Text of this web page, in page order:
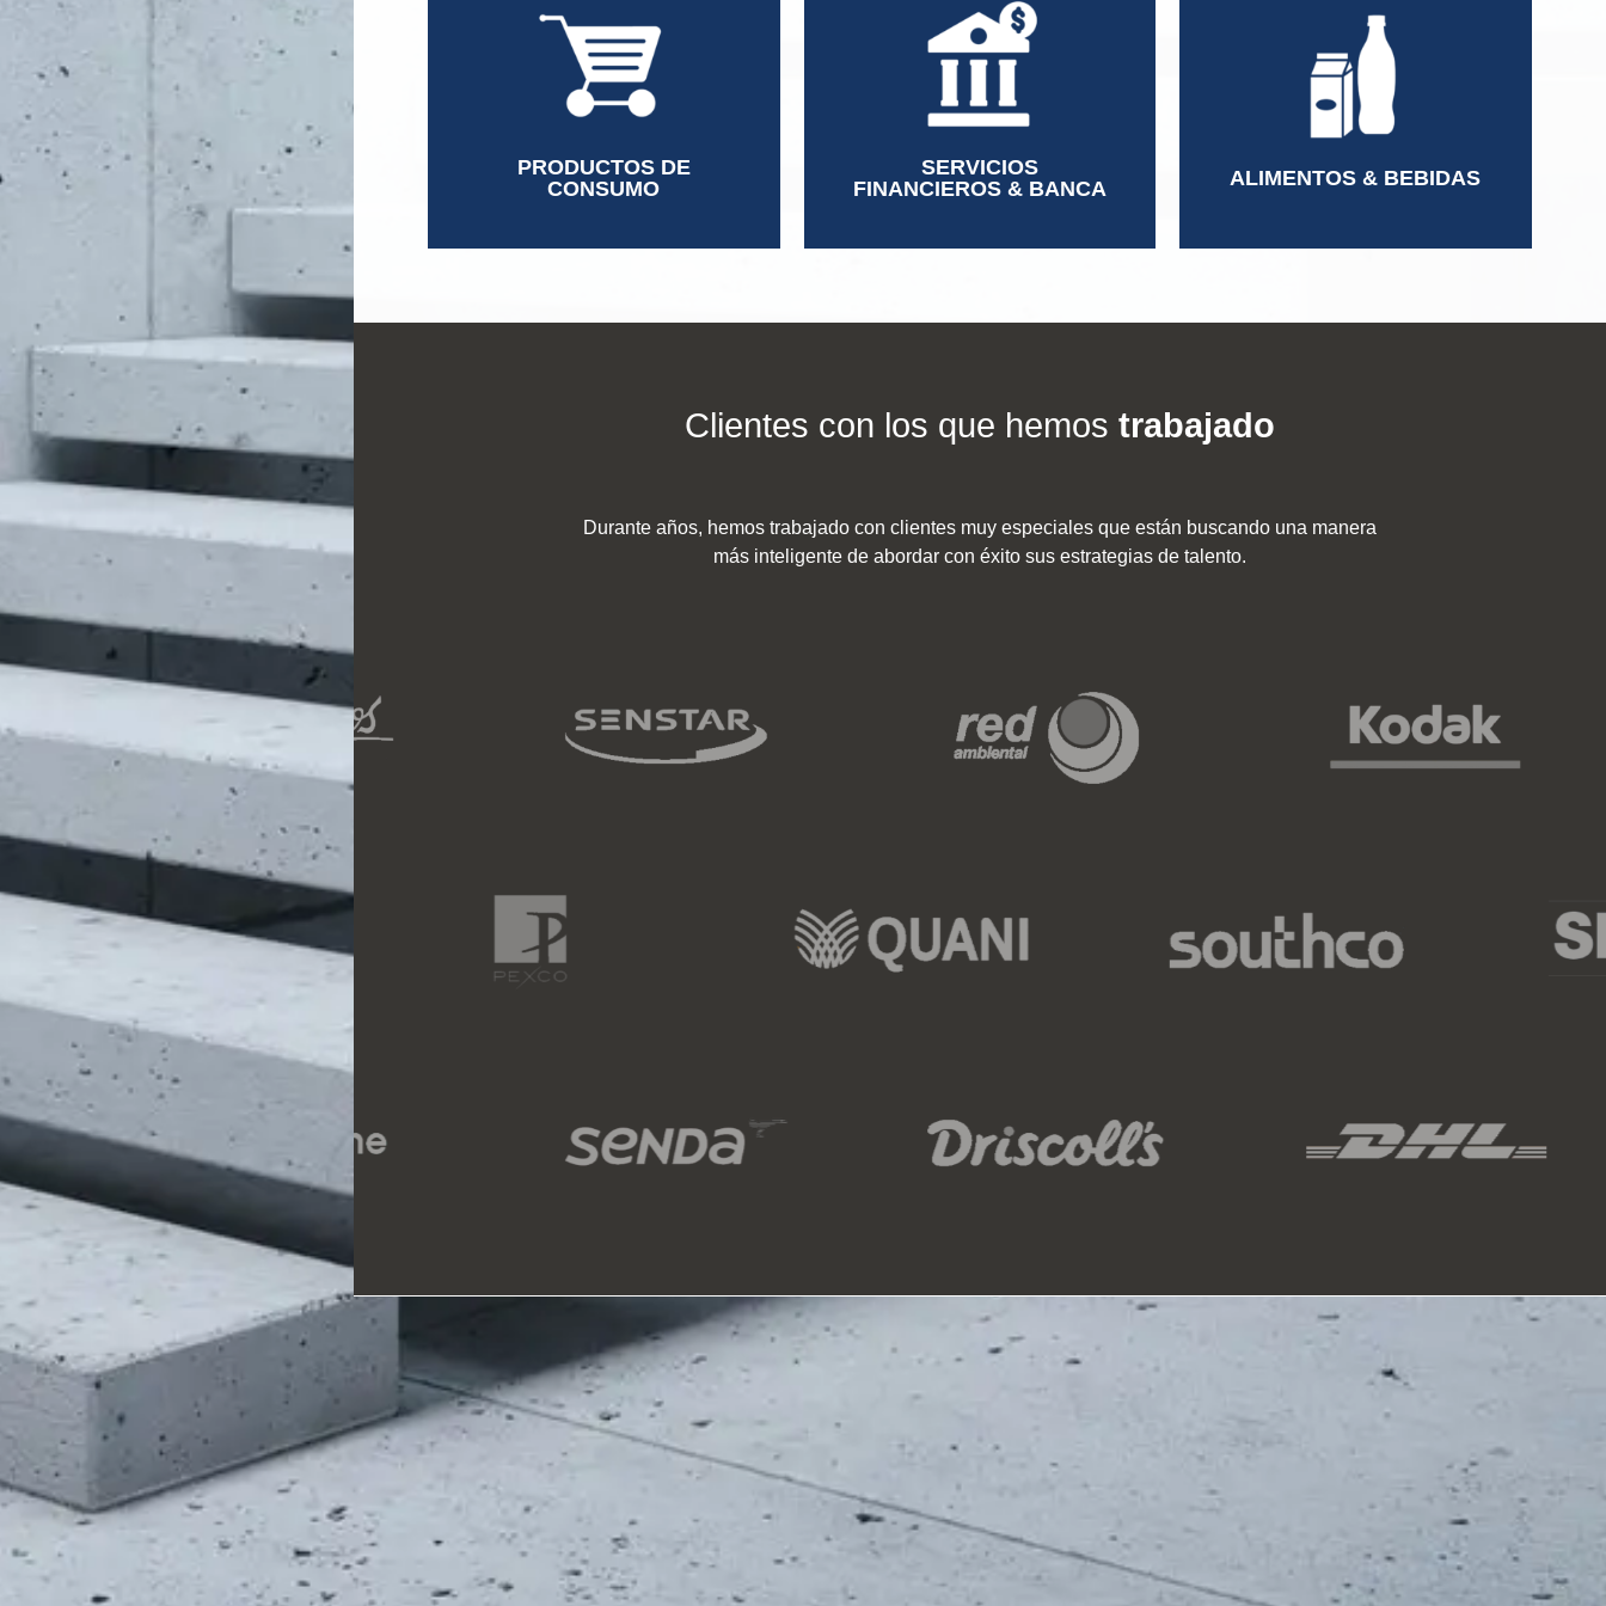
PRODUCTOS DE
CONSUMO
Finance Director LATAM
Information Security Specialist
Gerente de Ventas
Director Comercial
Director de Operaciones
SERVICIOS
FINANCIEROS & BANCA
Director Regional
Contralor
Gerente de Leasing
Gerente Comercial
Ejecutivo Comercial
ALIMENTOS & BEBIDAS
Gerente General
Gerente de Transporte
Gerente de Logística
Competitive Intelligence
Regulatory Affairs Manager
Clientes con los que hemos trabajado
Durante años, hemos trabajado con clientes muy especiales que están buscando una manera
más inteligente de abordar con éxito sus estrategias de talento.